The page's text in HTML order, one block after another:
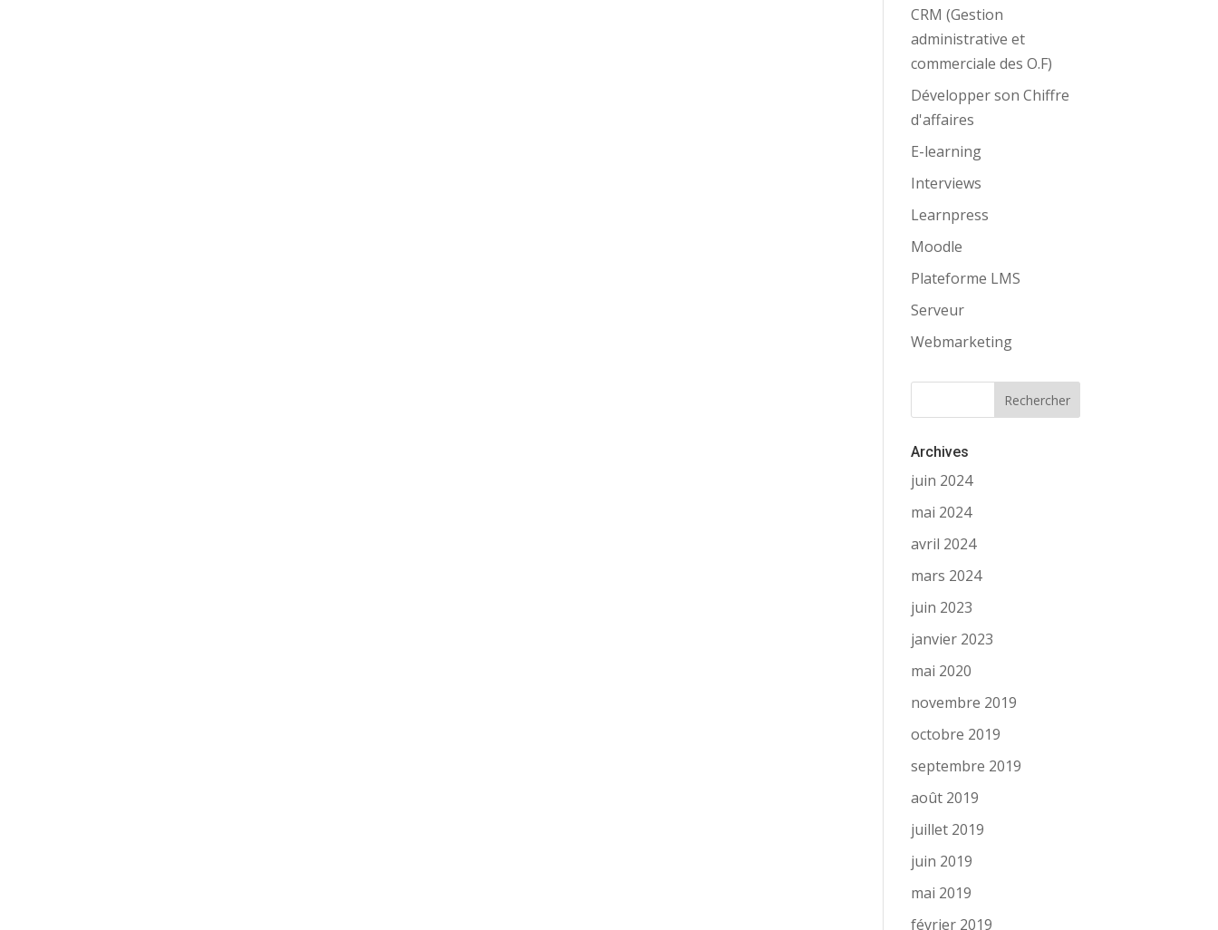
CRM (Gestion
administrative et
commerciale des O.F)
Développer son Chiffre
d'affaires
E-learning
Interviews
Learnpress
Moodle
Plateforme LMS
Serveur
Webmarketing
Archives
juin 2024
mai 2024
avril 2024
mars 2024
juin 2023
janvier 2023
mai 2020
novembre 2019
octobre 2019
septembre 2019
août 2019
juillet 2019
juin 2019
mai 2019
février 2019